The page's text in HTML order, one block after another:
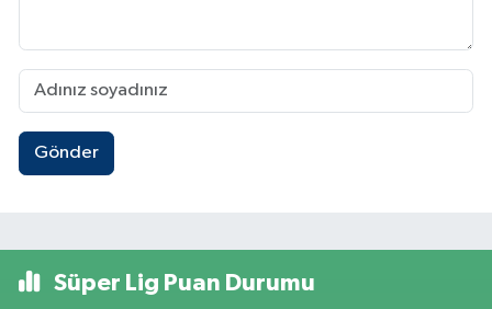
Gönder
Süper Lig Puan Durumu